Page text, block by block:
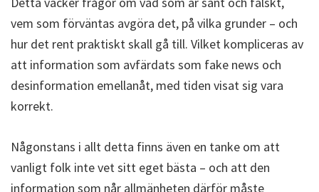
vem som förväntas avgöra det, på vilka grunder – och
hur det rent praktiskt skall gå till. Vilket kompliceras av
att information som avfärdats som fake news och
desinformation emellanåt, med tiden visat sig vara
korrekt.
Någonstans i allt detta finns även en tanke om att
vanligt folk inte vet sitt eget bästa – och att den
information som når allmänheten därför måste